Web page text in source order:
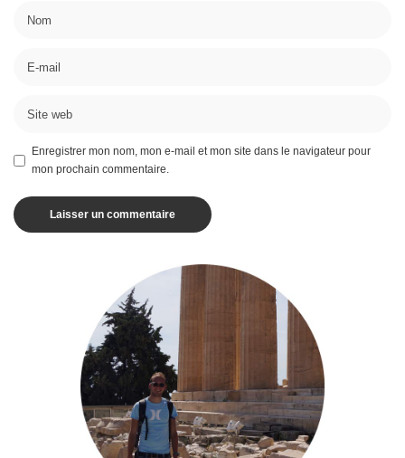
Enregistrer mon nom, mon e-mail et mon site dans le navigateur pour
mon prochain commentaire.